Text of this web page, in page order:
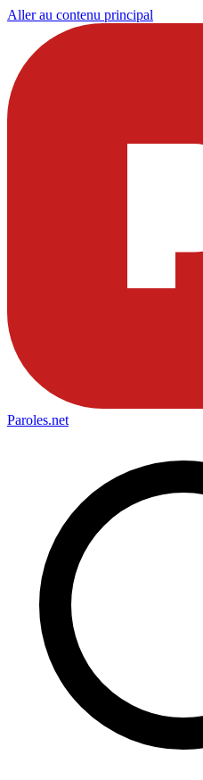
Aller au contenu principal
Paroles.net